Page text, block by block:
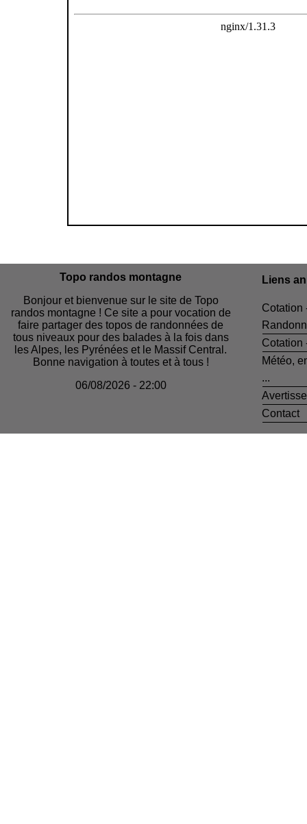
Topo randos montagne
Bonjour et bienvenue sur le site de Topo
randos montagne ! Ce site a pour vocation de
faire partager des topos de randonnées de
tous niveaux pour des balades à la fois dans
les Alpes, les Pyrénées et le Massif Central.
Bonne navigation à toutes et à tous !
06/08/2026 - 22:00
Liens
Cotation
Cotation
Météo,
...
Contact